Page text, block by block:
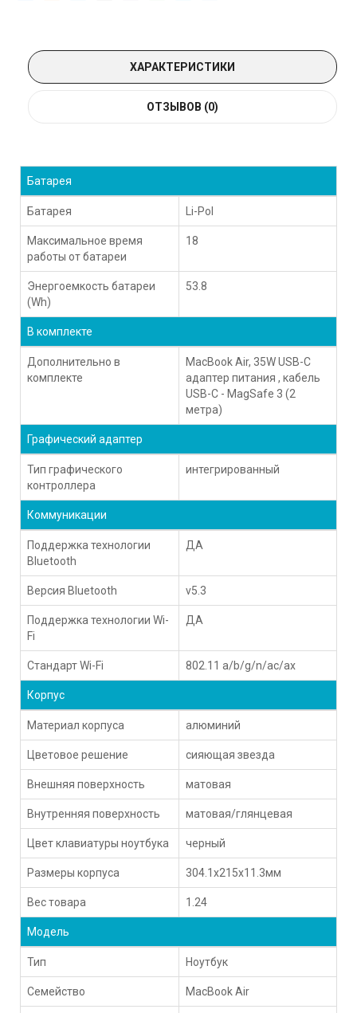
ХАРАКТЕРИСТИКИ
ОТЗЫВОВ (0)
Батарея
Батарея Li-Pol
Максимальное время
работы от батареи
18
Энергоемкость батареи
(Wh)
53.8
В комплекте
Дополнительно в
комплекте
MacBook Air, 35W USB-C
адаптер питания , кабель
USB-C - MagSafe 3 (2
метра)
Графический адаптер
Тип графического
контроллера
интегрированный
Коммуникации
Поддержка технологии
Bluetooth
ДА
Версия Bluetooth v5.3
Поддержка технологии Wi-
Fi
ДА
Стандарт Wi-Fi 802.11 a/b/g/n/ac/ax
Корпус
Материал корпуса алюминий
Цветовое решение сияющая звезда
Внешняя поверхность матовая
Внутренняя поверхность матовая/глянцевая
Цвет клавиатуры ноутбука черный
Размеры корпуса 304.1x215x11.3мм
Вес товара 1.24
Модель
Тип Ноутбук
Семейство MacBook Air